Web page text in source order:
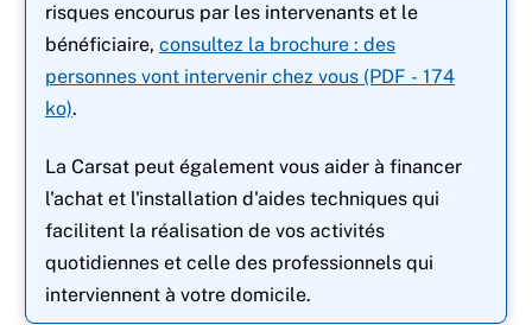
risques encourus par les intervenants et le
bénéficiaire, consultez la brochure : des
personnes vont intervenir chez vous (PDF - 174
ko).
La Carsat peut également vous aider à financer
l'achat et l'installation d'aides techniques qui
facilitent la réalisation de vos activités
quotidiennes et celle des professionnels qui
interviennent à votre domicile.